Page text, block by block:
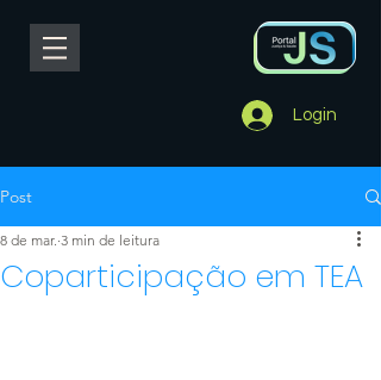
Login
Post
Coparticipação em TEA
8 de mar. 3 min de leitura